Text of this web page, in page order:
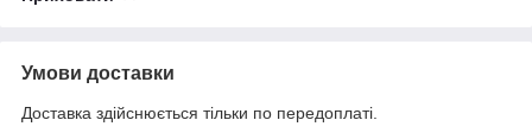
Умови доставки
Доставка здійснюється тільки по передоплаті.